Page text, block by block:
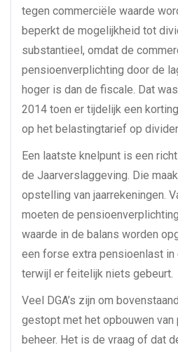
tegen commerciële waarde
beperkt de mogelijkheid tot
substantieel, omdat de
pensioenverplichting door de
hoger is dan de fiscale. Dat
2014 toen er tijdelijk een
op het belastingtarief op
Een laatste knelpunt is een
de Jaarverslaggeving. Die
opstelling van jaarrekeningen.
moeten de
waarde in de balans worden
een forse extra pensioenlast in
terwijl er feitelijk niets gebeurt.
Veel DGA’s zijn om
gestopt met het opbouwen van
beheer. Het is de vraag of dat